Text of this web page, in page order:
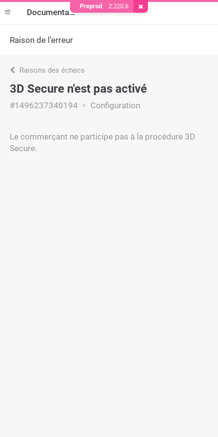
Documentation
Raison de l’erreur
Raisons des échecs
3D Secure n'est pas activé
#1496237340194 Configuration
Le commerçant ne participe pas à la procédure 3D
Secure.
Preprod 2.220.6 Supprimer le cookie